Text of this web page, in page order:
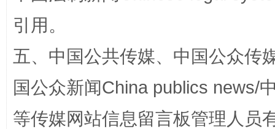
引用。
五、中国公共传媒、中国公众传
国公众新闻China publics news/
等传媒网站信息留言板管理人员